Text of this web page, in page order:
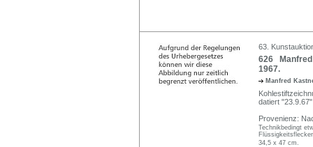
63.
626 Manfred
1967.
Manfred
datiert
Provenienz:
Technikbedingt
34,5 x 47 cm.